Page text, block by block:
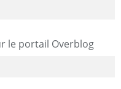
le portail Overblog